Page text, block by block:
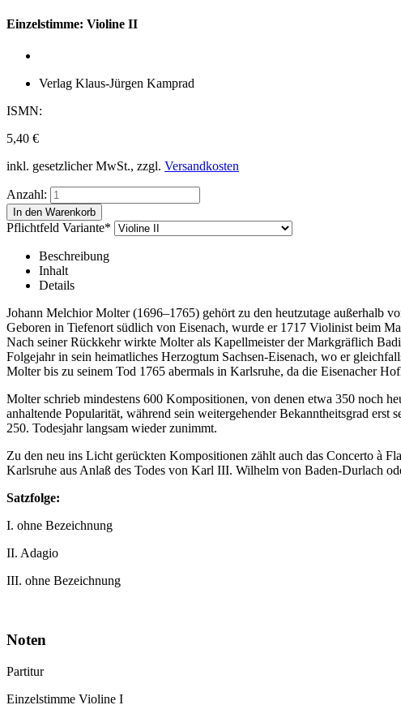
Einzelstimme: Violine II
Verlag Klaus-Jürgen Kamprad
ISMN:
5,40 €
inkl. gesetzlicher MwSt., zzgl. Versandkosten
Anzahl:
Pflichtfeld Variante*
Beschreibung
Inhalt
Details
Johann Melchior Molter (1696–1765) gehört zu den heutzutage außerhalb
Geboren in Tiefenort südlich von Eisenach, wurde er 1717 Violinist beim
Nach seiner Rückkehr wirkte Molter als Kapellmeister der Markgräflich
Folgejahr in sein heimatliches Herzogtum Sachsen-Eisenach, wo er
Molter bis zu seinem Tod 1765 abermals in Karlsruhe, da die Eisenacher
Molter schrieb mindestens 600 Kompositionen, von denen etwa 350 noch
anhaltende Popularität, während sein weitergehender Bekanntheitsgrad
250. Todesjahr langsam wieder zunimmt.
Zu den neu ins Licht gerückten Kompositionen zählt auch das Concerto à
Karlsruhe aus Anlaß des Todes von Karl III. Wilhelm von Baden-Durlach
Satzfolge:
I. ohne Bezeichnung
II. Adagio
III. ohne Bezeichnung
Noten
Partitur
Einzelstimme Violine I